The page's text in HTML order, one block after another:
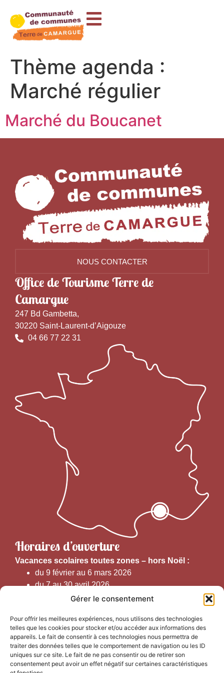
Gérer le consentement
Pour offrir les meilleures expériences, nous utilisons des technologies
telles que les cookies pour stocker et/ou accéder aux informations des
appareils. Le fait de consentir à ces technologies nous permettra de
traiter des données telles que le comportement de navigation ou les ID
uniques sur ce site. Le fait de ne pas consentir ou de retirer son
consentement peut avoir un effet négatif sur certaines caractéristiques
principal
Thème agenda :
Marché régulier
Marché du Boucanet
NOUS CONTACTER
Office de Tourisme Terre de
Camargue
247 Bd Gambetta,
30220 Saint-Laurent-d’Aigouze
04 66 77 22 31
Horaires d’ouverture
Vacances scolaires toutes zones – hors Noël :
du 9 février au 6 mars 2026
du 7 au 30 avril 2026
du 1er juin au 30 septembre 2026
Horaires d’ouverture au public :
Du 1er septembre au 30 juin 2026 (hors juillet et août)
du lundi au vendredi de 9h50 à 12h30 et de